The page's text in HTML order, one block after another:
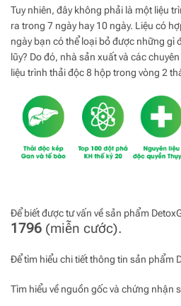
Tuy nhiên, đây không phải là một liệu
ra trong 7 ngày hay 10 ngày. Liệu có
ngày bạn có thể loại bỏ được những gì
lũy? Do đó, nhà sản xuất và các
liệu trình thải độc 8 hộp trong vòng 2
Để biết được tư vấn về sản phẩm
1796 (miễn cước).
Để tìm hiểu chi tiết thông tin sản phẩm
Tìm hiểu về nguồn gốc và chứng nhận